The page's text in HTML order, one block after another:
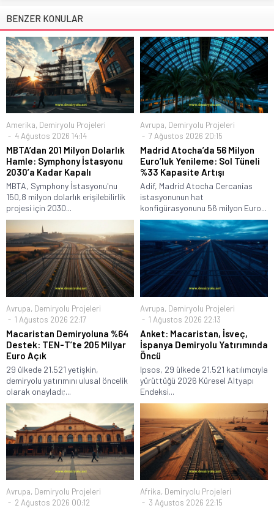
BENZER KONULAR
Amerika, Demiryolu Projeleri
4 Ağustos 2026 14:14
MBTA’dan 201 Milyon Dolarlık
Hamle: Symphony İstasyonu
2030’a Kadar Kapalı
MBTA, Symphony İstasyonu'nu
150,8 milyon dolarlık erişilebilirlik
projesi için 2030...
Avrupa, Demiryolu Projeleri
7 Ağustos 2026 20:15
Madrid Atocha’da 56 Milyon
Euro’luk Yenileme: Sol Tüneli
%33 Kapasite Artışı
Adif, Madrid Atocha Cercanías
istasyonunun hat
konfigürasyonunu 56 milyon Euro...
Avrupa, Demiryolu Projeleri
1 Ağustos 2026 22:17
Macaristan Demiryoluna %64
Destek: TEN-T’te 205 Milyar
Euro Açık
29 ülkede 21.521 yetişkin,
demiryolu yatırımını ulusal öncelik
olarak onayladı;...
Avrupa, Demiryolu Projeleri
1 Ağustos 2026 22:13
Anket: Macaristan, İsveç,
İspanya Demiryolu Yatırımında
Öncü
Ipsos, 29 ülkede 21.521 katılımcıyla
yürüttüğü 2026 Küresel Altyapı
Endeksi...
Avrupa, Demiryolu Projeleri
2 Ağustos 2026 00:12
Afrika, Demiryolu Projeleri
3 Ağustos 2026 22:15